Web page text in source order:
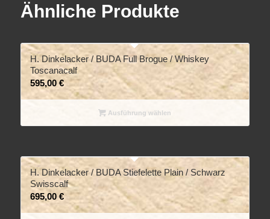
Ähnliche Produkte
H. Dinkelacker / BUDA Full Brogue / Whiskey
Toscanacalf
595,00 €
Ausführung wählen
H. Dinkelacker / BUDA Stiefelette Plain / Schwarz
Swisscalf
695,00 €